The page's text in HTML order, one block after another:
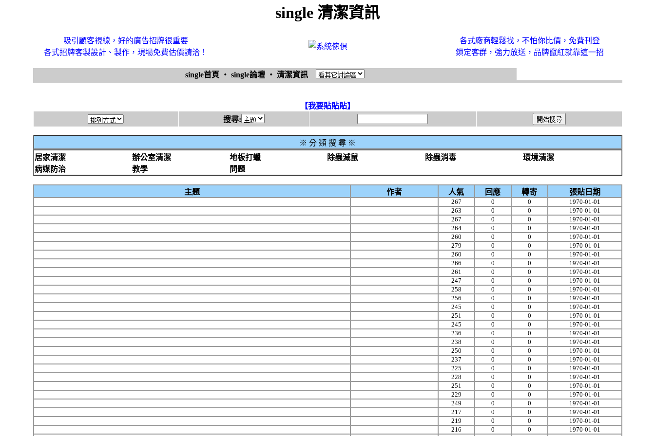
single 清潔資訊
吸引顧客視線，好的廣告招牌很重要
各式招牌客製設計、製作，現場免費估價請洽！
各式廠商輕鬆找，不怕你比價，免費刊登
鎖定客群，強力放送，品牌竄紅就靠這一招
single首頁 ‧ single論壇 ‧ 清潔資訊
【我要貼貼貼】
搜尋:
※ 分 類 搜 尋 ※
居家清潔
辦公室清潔 地板打蠟 除蟲滅鼠 除蟲消毒
環境清潔
病媒防治
教學 問題
主題 作者 人氣 回應 轉寄 張貼日期
267 0 0
1970-01-01
263
0 0
1970-01-01
267
0 0
1970-01-01
264
0 0
1970-01-01
260
0 0
1970-01-01
279
0 0
1970-01-01
260
0 0
1970-01-01
266
0 0
1970-01-01
261
0 0
1970-01-01
247
0 0
1970-01-01
258
0 0
1970-01-01
256
0 0
1970-01-01
245
0 0
1970-01-01
251
0 0
1970-01-01
245
0 0
1970-01-01
236
0 0
1970-01-01
238
0 0
1970-01-01
250
0 0
1970-01-01
237
0 0
1970-01-01
225
0 0
1970-01-01
228
0 0
1970-01-01
251
0 0
1970-01-01
229
0 0
1970-01-01
249
0 0
1970-01-01
217
0 0
1970-01-01
219
0 0
1970-01-01
216
0 0
1970-01-01